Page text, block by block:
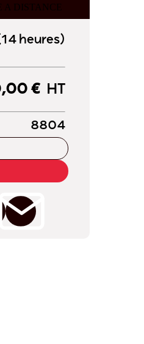
A DISTANCE
heures)
€HT
8804